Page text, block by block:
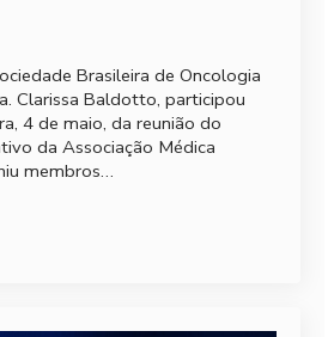
Brasileira de Oncologia
Clarissa Baldotto, participou
4 de maio, da reunião do
da Associação Médica
membros…